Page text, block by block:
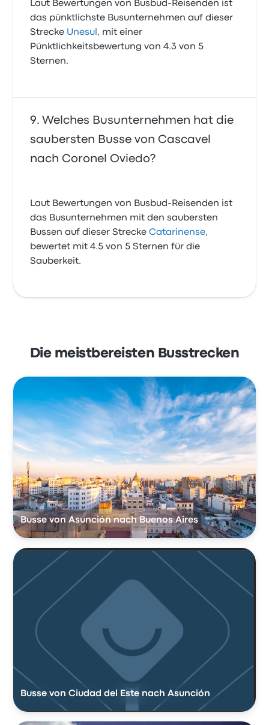
Laut Bewertungen von Busbud-Reisenden ist
das pünktlichste Busunternehmen auf dieser
Strecke Unesul , mit einer
Pünktlichkeitsbewertung von 4.3 von 5
Sternen.
Welches Busunternehmen hat die
saubersten Busse von Cascavel
nach Coronel Oviedo?
Laut Bewertungen von Busbud-Reisenden ist
das Busunternehmen mit den saubersten
Bussen auf dieser StreckeCatarinense,
bewertet mit 4.5 von 5 Sternen für die
Sauberkeit.
Die meistbereisten Busstrecken
Busse von Asunción nach Buenos Aires
Busse von Ciudad del Este nach Asunción